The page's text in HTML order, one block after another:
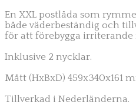
En XXL postlåda som
både väderbeständig och
för att förebygga irriterande
Inklusive 2 nycklar.
Mått (HxBxD) 459x340x161
Tillverkad i Nederländerna.